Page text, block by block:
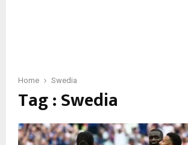
Home Swedia
Tag : Swedia